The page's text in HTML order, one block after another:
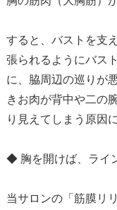
すると、バストを支
張られるようにバス
に、脇周辺の巡りが
きお肉が背中や二の
り見えてしまう原因
◆ 胸を開けば、ライ
当サロンの「筋膜リ